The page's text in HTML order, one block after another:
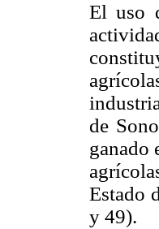
El uso
de
ganado
Estado
y 49).